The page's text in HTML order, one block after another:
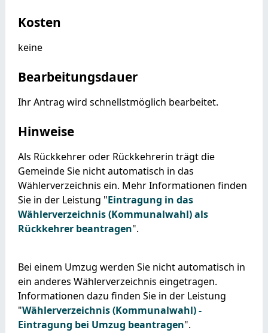
Kosten
keine
Bearbeitungsdauer
Ihr Antrag wird schnellstmöglich bearbeitet.
Hinweise
Als Rückkehrer oder Rückkehrerin trägt die
Gemeinde Sie nicht automatisch in das
Wählerverzeichnis ein. Mehr Informationen finden
Sie in der Leistung "Eintragung in das
Wählerverzeichnis (Kommunalwahl) als
Rückkehrer beantragen".
Bei einem Umzug werden Sie nicht automatisch in
ein anderes Wählerverzeichnis eingetragen.
Informationen dazu finden Sie in der Leistung
"Wählerverzeichnis (Kommunalwahl) -
Eintragung bei Umzug beantragen".